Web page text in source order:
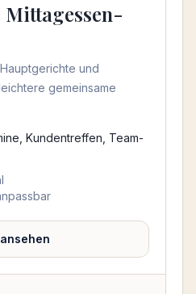
und
gemeinsame
Kundentreffen, Team-